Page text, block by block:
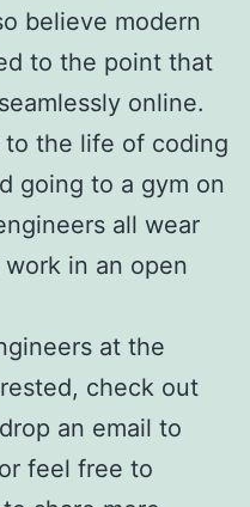
believe modern
to the point that
online.
to the life of coding
going to a gym on
all wear
in an open
at the
check out
an email to
feel free to